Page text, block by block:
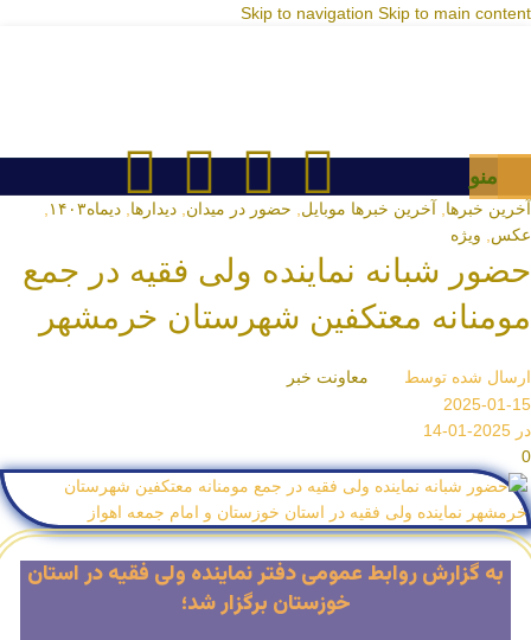
Skip to navigation Skip to main content
منو
آخرین خبرها آخرین خبرها موبایل حضور در میدان دیدارها دیماه۱۴۰۳
عکس
ویژه
حضور شبانه نماینده ولی فقیه در جمع
مومنانه معتکفین شهرستان خرمشهر
ارسال شده توسط
معاونت خبر
2025-01-15
در 2025-01-14
0
به گزارش روابط عمومی دفتر نماینده ولی فقیه در استان
خوزستان برگزار شد؛